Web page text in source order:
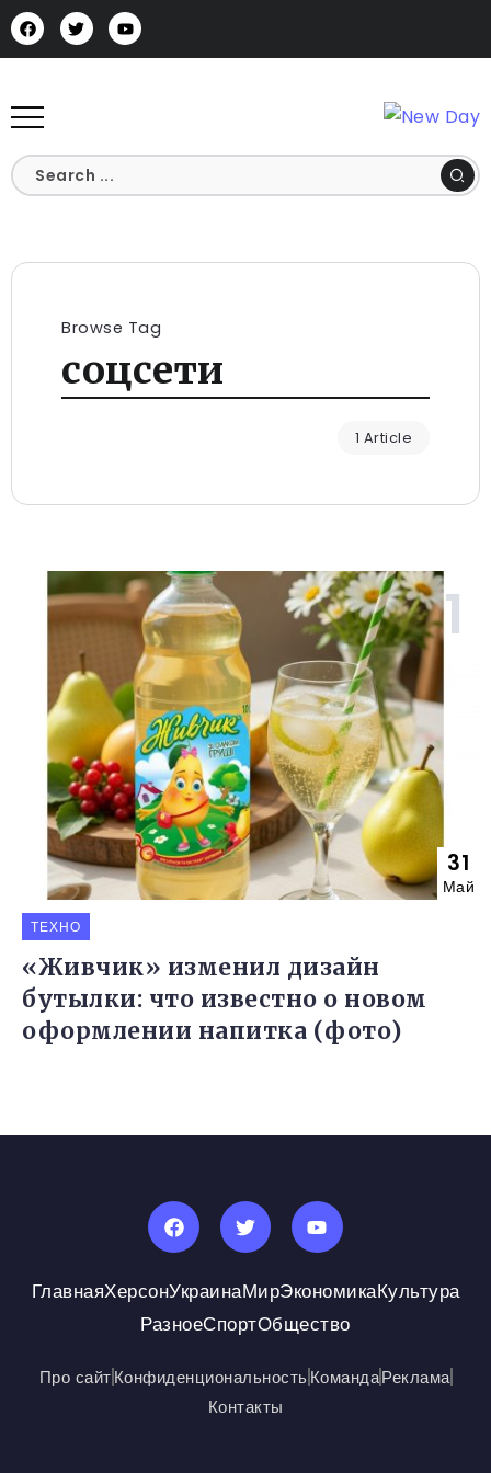
Browse Tag
соцсети
1 Article
31
Май
ТЕХНО
«Живчик» изменил дизайн
бутылки: что известно о новом
оформлении напитка (фото)
ГлавнаяХерсонУкраинаМирЭкономикаКультура
РазноеСпортОбщество
Про сайтКонфиденциональностьКомандаРеклама
Контакты